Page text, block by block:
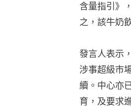
含量指引》
之，該牛奶
發言人表示
涉事超級市
續。中心亦
育，及要求